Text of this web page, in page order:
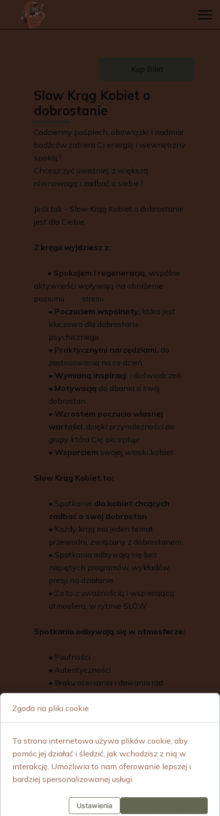
Kup Bilet
Slow Krąg Kobiet o
dobrostanie
Codzienny pośpiech, obowiązki i nadmiar
bodźców zabiera Ci energię i wewnętrzny
spokój?
Chcesz żyć uważniej, z większą
równowagą i zadbać o siebie?
Jeśli tak - Slow Krąg Kobiet o dobrostanie
jest dla Ciebie.
Z kręgu wyjdziesz z:
• Spokojem i regeneracją, wspólne
aktywności wpływają na obniżenie
poziomu stresu
• Poczuciem wspólnoty, która jest
kluczowa dla dobrostanu
psychicznego
• Praktycznymi narzędziami, do
zastosowania na co dzień
• Wymianą inspiracji i doświadczeń
• Motywacją do dbania o swój
dobrostan
• Wzrostem poczucia własnej
wartości, dzięki przynależności do
grupy która Cię akceptuje
• Wsparciem swojej wioski kobiet
Slow Krąg Kobiet to:
• Spotkanie dla kobiet chcących
zadbać o swój dobrostan
• Każdy krąg ma jeden temat
przewodni, związany z dobrostanem
• Spotkania odbywają się bez
napiętych programów, wykładów,
presji na działanie
• Za to z uważnością i wspierającą
atmosferą, w rytmie SLOW
Spotkania odbywają się w atmosferze:
• Poufności
• Autentyczności
• Braku oceniania i dawania rad
•Mówienie z perspektywy „ja”
•Dobrowolności wypowiedzi
•Równości głosu i czasu
Gdzie: Poruszenie Joga, ul. Norwida
22/4 Wrocław
Kiedy: Niedziela 18:00-20:30
Najbliższy termin i temat Slow Kręgu
Kobiet o dobrostanie:
Zgoda na pliki cookie
Ta strona internetowa używa plików cookie, aby
pomóc jej działać i śledzić, jak wchodzisz z nią w
interakcję. Umożliwia to nam oferowanie lepszej i
bardziej spersonalizowanej usługi.
Ustawienia